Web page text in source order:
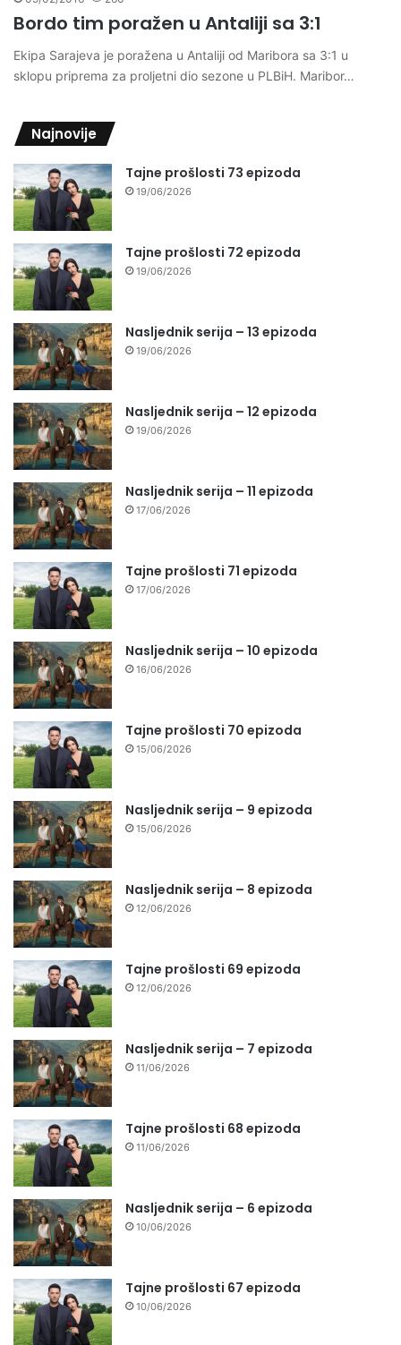
Bordo tim poražen u Antaliji sa 3:1
Ekipa Sarajeva je poražena u Antaliji od Maribora sa 3:1 u
sklopu priprema za proljetni dio sezone u PLBiH. Maribor…
Najnovije
Tajne prošlosti 73 epizoda
19/06/2026
Tajne prošlosti 72 epizoda
19/06/2026
Nasljednik serija – 13 epizoda
19/06/2026
Nasljednik serija – 12 epizoda
19/06/2026
Nasljednik serija – 11 epizoda
17/06/2026
Tajne prošlosti 71 epizoda
17/06/2026
Nasljednik serija – 10 epizoda
16/06/2026
Tajne prošlosti 70 epizoda
15/06/2026
Nasljednik serija – 9 epizoda
15/06/2026
Nasljednik serija – 8 epizoda
12/06/2026
Tajne prošlosti 69 epizoda
12/06/2026
Nasljednik serija – 7 epizoda
11/06/2026
Tajne prošlosti 68 epizoda
11/06/2026
Nasljednik serija – 6 epizoda
10/06/2026
Tajne prošlosti 67 epizoda
10/06/2026